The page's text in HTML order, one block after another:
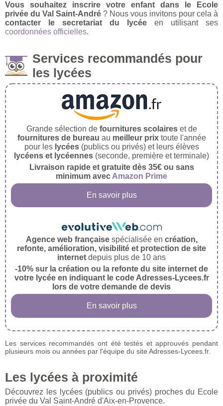
Vous souhaitez inscrire votre enfant dans le Ecole
privée du Val Saint-André ? Nous vous invitons pour cela à
contacter le secretariat du lycée en utilisant ses
coordonnées officielles.
Services recommandés pour
les lycées
Grande sélection de fournitures scolaireset de
fournitures de bureau au meilleur prixtoute l'année
pour les lycées(publics ou privés) et leurs élèves
lycéens et lycéennes (seconde, première et terminale)
Livraison rapide et gratuite dès 35€ ou sans
minimum avec Amazon Prime
En savoir plus
Agence web françaisespécialisée en création,
refonte, amélioration, visibilité et protection de site
internet depuis plus de 10 ans
-10% sur la création ou la refonte du site internet de
votre lycée en indiquant le code Adresses-Lycees.fr
lors de votre demande de devis
En savoir plus
Les services recommandés ont été testés et approuvés pendant
plusieurs mois ou années par l'équipe du site Adresses-Lycees.fr.
Les lycées à proximité
Découvrez les lycées (publics ou privés) proches du Ecole
privée du Val Saint-André d'Aix-en-Provence.